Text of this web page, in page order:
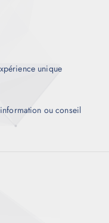
unique
ou conseil